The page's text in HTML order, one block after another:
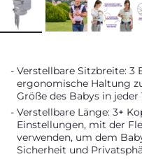
Verstellbare Sitzbreite: 3
ergonomische Haltung
Größe des Babys in
Verstellbare Länge: 3+
Einstellungen, mit der
verwenden, um dem
Sicherheit und